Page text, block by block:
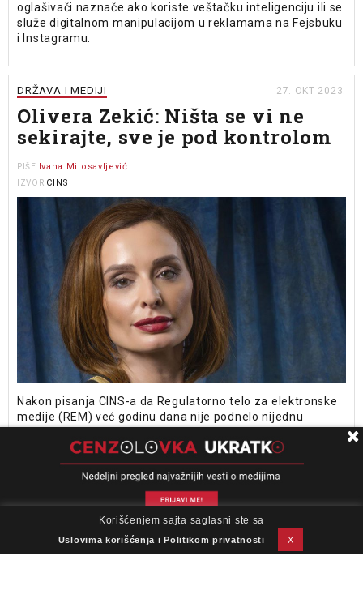
oglašivači naznače ako koriste veštačku inteligenciju ili se
služe digitalnom manipulacijom u reklamama na Fejsbuku
i Instagramu.
DRŽAVA I MEDIJI 27. OKT 2023.
Olivera Zekić: Ništa se vi ne
sekirajte, sve je pod kontrolom
PIŠE Ivana Milosavljević
IZVOR CINS
Nakon pisanja CINS-a da Regulatorno telo za elektronske
medije (REM) već godinu dana nije podnelo nijednu
frekvencijom zbog sumnji u kršenje Zakona o oglašavanju
omogućavajući im tako da prihoduju milione, predsednica
Saveta REM-a Olivera Zekić tvrdi da je sve pod kontrolom.
Post
← Raniji članci Noviji članci →
Impresum Podrška Kontakt
Newsletter
Uslovi korišćenja
Korišćenjem sajta saglasni ste sa
Uslovima korišćenja i Politikom privatnosti X